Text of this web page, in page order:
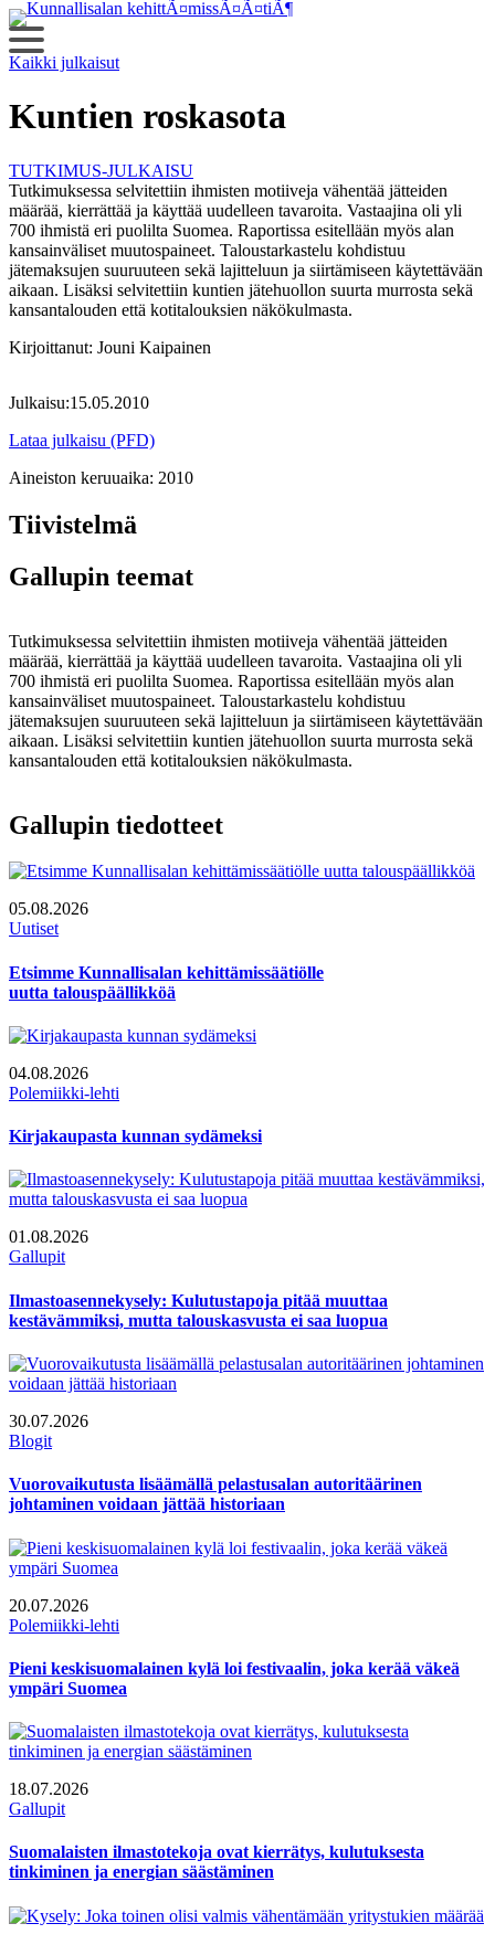
Siirry
sisältöön
Kaikki julkaisut
Kuntien roskasota
TUTKIMUS-JULKAISU
Tutkimuksessa selvitettiin ihmisten motiiveja vähentää jätteiden
määrää, kierrättää ja käyttää uudelleen tavaroita. Vastaajina oli yli
700 ihmistä eri puolilta Suomea. Raportissa esitellään myös alan
kansainväliset muutospaineet. Taloustarkastelu kohdistuu
jätemaksujen suuruuteen sekä lajitteluun ja siirtämiseen käytettävään
aikaan. Lisäksi selvitettiin kuntien jätehuollon suurta murrosta sekä
kansantalouden että kotitalouksien näkökulmasta.
Kirjoittanut: Jouni Kaipainen
Julkaisu:15.05.2010
Lataa julkaisu (PFD)
Aineiston keruuaika: 2010
Tiivistelmä
Gallupin teemat
Tutkimuksessa selvitettiin ihmisten motiiveja vähentää jätteiden
määrää, kierrättää ja käyttää uudelleen tavaroita. Vastaajina oli yli
700 ihmistä eri puolilta Suomea. Raportissa esitellään myös alan
kansainväliset muutospaineet. Taloustarkastelu kohdistuu
jätemaksujen suuruuteen sekä lajitteluun ja siirtämiseen käytettävään
aikaan. Lisäksi selvitettiin kuntien jätehuollon suurta murrosta sekä
kansantalouden että kotitalouksien näkökulmasta.
Gallupin tiedotteet
05.08.2026
Uutiset
Etsimme Kunnallisalan kehittämissäätiölle
uutta talouspäällikköä
04.08.2026
Polemiikki-lehti
Kirjakaupasta kunnan sydämeksi
01.08.2026
Gallupit
Ilmastoasennekysely: Kulutustapoja pitää muuttaa
kestävämmiksi, mutta talouskasvusta ei saa luopua
30.07.2026
Blogit
Vuorovaikutusta lisäämällä pelastusalan autoritäärinen
johtaminen voidaan jättää historiaan
20.07.2026
Polemiikki-lehti
Pieni keskisuomalainen kylä loi festivaalin, joka kerää väkeä
ympäri Suomea
18.07.2026
Gallupit
Suomalaisten ilmastotekoja ovat kierrätys, kulutuksesta
tinkiminen ja energian säästäminen